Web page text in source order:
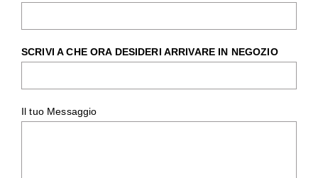
SCRIVI A CHE ORA DESIDERI ARRIVARE IN NEGOZIO
Il tuo Messaggio